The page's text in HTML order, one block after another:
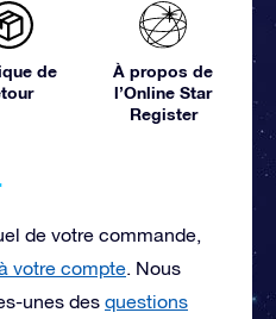
de
À propos de
l’Online Star
Register
de votre commande,
votre compte. Nous
unes des questions